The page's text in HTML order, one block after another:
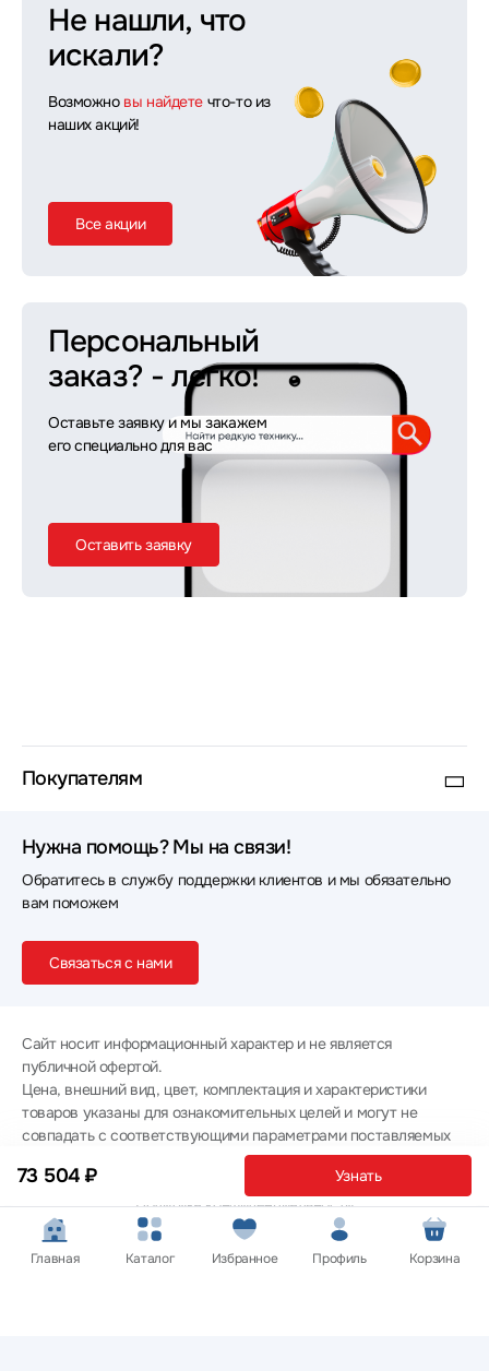
73 504 ₽ Узнать
Не нашли, что
искали?
Возможно вы найдете что-то из
наших акций!
Все акции
Персональный
заказ? - легко!
Оставьте заявку и мы закажем
его специально для вас
Оставить заявку
Покупателям
Нужна помощь? Мы на связи!
Обратитесь в службу поддержки клиентов и мы обязательно
вам поможем
Связаться с нами
Сайт носит информационный характер и не является
публичной офертой.
Цена, внешний вид, цвет, комплектация и характеристики
товаров указаны для ознакомительных целей и могут не
совпадать с соответствующими параметрами поставляемых
товаров - уточняйте информацию у менеджера при
оформлении заказа.
Политика конфиденциальности
© 2012 — 2026 ООО «Эпл Тэк»
Главная Каталог Избранное Профиль Корзина